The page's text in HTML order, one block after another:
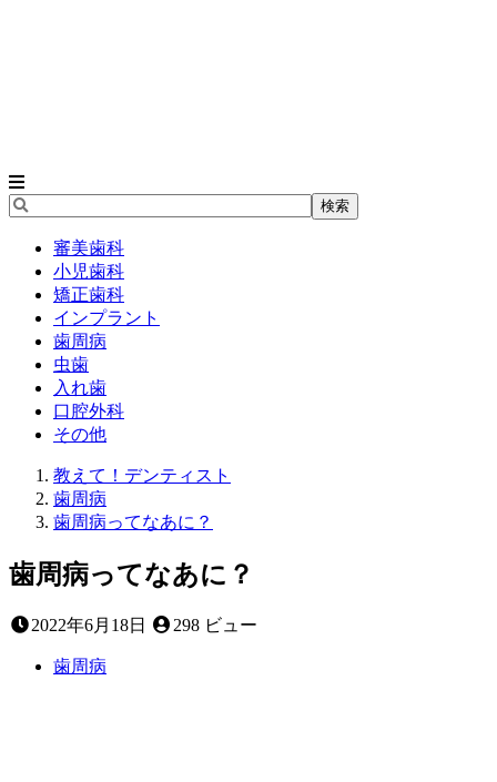
審美歯科
小児歯科
矯正歯科
インプラント
歯周病
虫歯
入れ歯
口腔外科
その他
教えて！デンティスト
歯周病
歯周病ってなあに？
歯周病ってなあに？
20222022年6月18日 298 ビュー
歯周病